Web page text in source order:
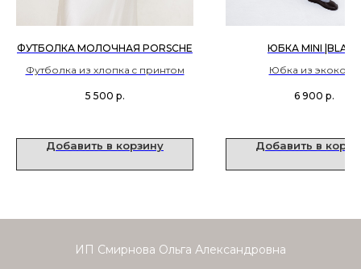
ФУТБОЛКА МОЛОЧНАЯ PORSCHE
Футболка из хлопка c принтом
5 500 р.
Добавить в корзину
ЮБКА MINI |BLACK
Юбка из экокожи
6 900 р.
Добавить в
ИП Смирнова Ольга Александровна